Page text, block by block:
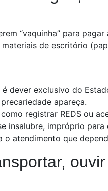
“vaquinha” para
de escritório
dever exclusivo do
apareça.
registrar REDS ou
insalubre, impróprio para
atendimento que